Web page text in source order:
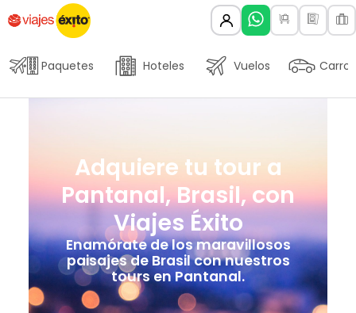
Paquetes Hoteles Vuelos Carros
Adquiere tu tour a
Pantanal, Brasil, con
Viajes Éxito
Enamórate de los maravillosos
paisajes de Brasil con nuestros
tours en Pantanal.